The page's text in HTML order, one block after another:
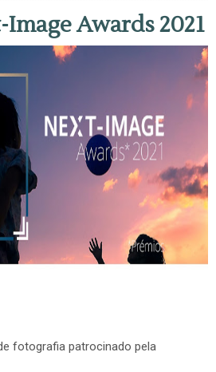
Awards 2021
fotografia patrocinado pela